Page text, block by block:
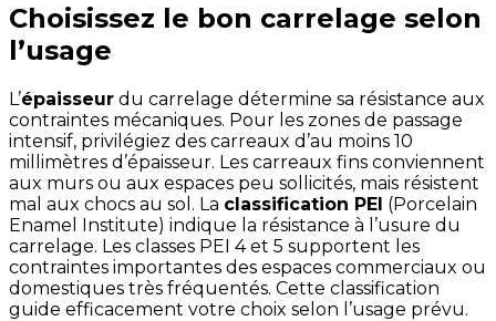
Choisissez le bon carrelage selon
l’usage
L’épaisseur du carrelage détermine sa résistance aux
contraintes mécaniques. Pour les zones de passage
intensif, privilégiez des carreaux d’au moins 10
millimètres d’épaisseur. Les carreaux fins conviennent
aux murs ou aux espaces peu sollicités, mais résistent
mal aux chocs au sol. La classification PEI (Porcelain
Enamel Institute) indique la résistance à l’usure du
carrelage. Les classes PEI 4 et 5 supportent les
contraintes importantes des espaces commerciaux ou
domestiques très fréquentés. Cette classification
guide efficacement votre choix selon l’usage prévu.